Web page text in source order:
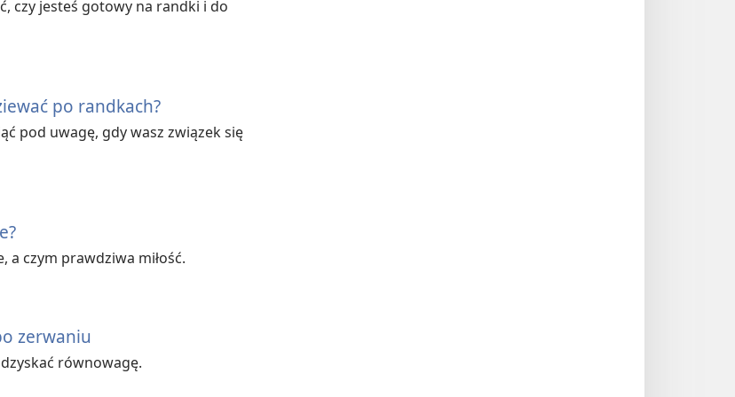
Na przykład:
woli spacerować.
spokojna.
a druga zawsze jest
czy jesteś gotowy na randki i do
po randkach?
pod uwagę, gdy wasz związek się
a czym prawdziwa miłość.
zerwaniu
równowagę.